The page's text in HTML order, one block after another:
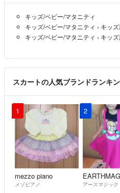
キッズ/ベビー/マタニティ
キッズ/ベビー/マタニティ › キッ
キッズ/ベビー/マタニティ › キッ
スカートの人気ブランドランキ
1
mezzo piano
メゾピアノ
2
アースマジック